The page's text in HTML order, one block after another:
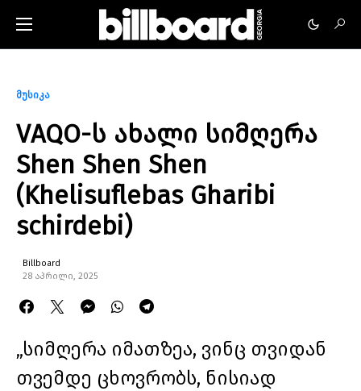
მუსიკა
VAQO-ს ახალი სიმღერა
Shen Shen Shen
(Khelisuflebas Gharibi
schirdebi)
Billboard
28 აპრილი, 2025
„სიმღერა იმათზეა, ვინც თვიდან
თვემდე ცხოვრობს, ნისიად